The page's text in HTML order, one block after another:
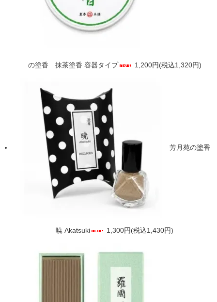
の塗香 抹茶塗香 容器タイプ 1,200円(税込1,320円)
芳月苑の塗香
暁 Akatsuki 1,300円(税込1,430円)